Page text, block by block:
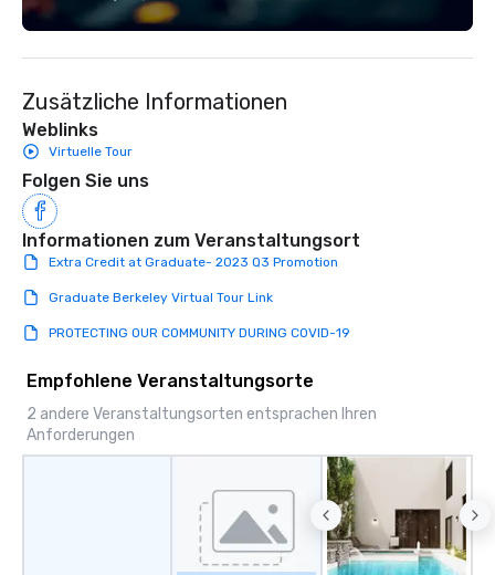
connection, boost engagement, and
leave participants with new skills
programs, birthday parties,
anniversary celebrations, rehearsal
dinners, holiday events, client
connections. We handle everything
from ingredient sourcing to
instruction, making your event
planning seamless.
seniority, and
Zusätzliche Informationen
Weblinks
Virtuelle Tour
Folgen Sie uns
Informationen zum Veranstaltungsort
Extra Credit at Graduate- 2023 Q3 Promotion
Graduate Berkeley Virtual Tour Link
PROTECTING OUR COMMUNITY DURING COVID-19
Empfohlene Veranstaltungsorte
2 andere Veranstaltungsorten entsprachen Ihren
Anforderungen